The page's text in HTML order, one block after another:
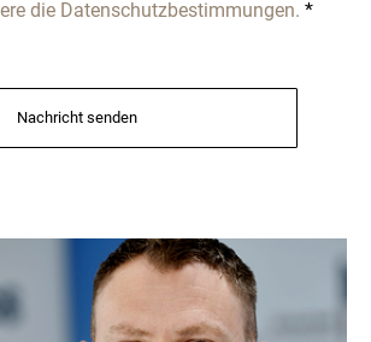
die Datenschutzbestimmungen. *
Nachricht senden